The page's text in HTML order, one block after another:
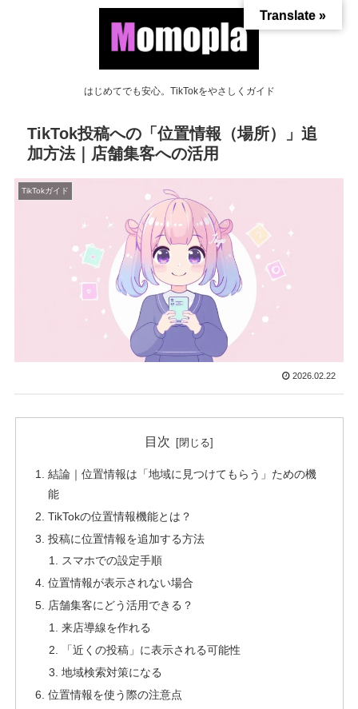
はじめてでも安心。TikTokをやさしくガイド
TikTok投稿への「位置情報（場所）」追
加方法｜店舗集客への活用
TikTokガイド
2026.02.22
目次
結論｜位置情報は「地域に見つけてもらう」ための機
能
TikTokの位置情報機能とは？
投稿に位置情報を追加する方法
スマホでの設定手順
位置情報が表示されない場合
店舗集客にどう活用できる？
来店導線を作れる
「近くの投稿」に表示される可能性
地域検索対策になる
位置情報を使う際の注意点
Translate »